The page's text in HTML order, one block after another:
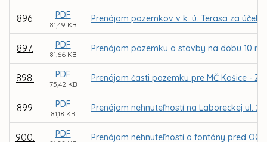
896. PDF
81,49 KB
Prenájom pozemkov v k. ú. Terasa za
897. PDF
81,66 KB
Prenájom pozemku a stavby na dobu 10
898. PDF
75,42 KB
Prenájom časti pozemku pre MČ Košice -
899. PDF
81,18 KB
Prenájom nehnuteľností na Laboreckej ul. 2
900. PDF Prenájom nehnuteľností a fontány pred OC